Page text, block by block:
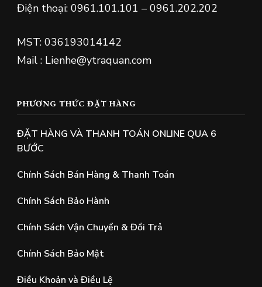
Điện thoại: 0961.101.101 – 0961.202.202
MST: 036193014142
Mail : Lienhe@ytraquan.com
PHƯƠNG THỨC ĐẶT HÀNG
ĐẶT HÀNG VÀ THANH TOÁN ONLINE QUA 6
BƯỚC
Chính Sách Bán Hàng & Thanh Toán
Chính Sách Bảo Hành
Chính Sách Vận Chuyển & Đổi Trả
Chính Sách Bảo Mật
Điều Khoản và Điều Lệ